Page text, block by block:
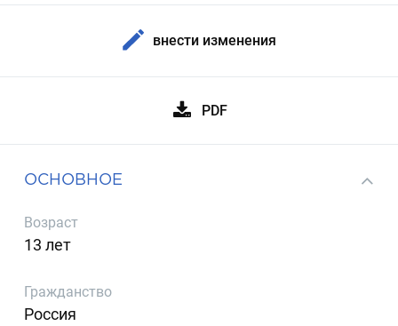
внести изменения
PDF
ОСНОВНОЕ
Возраст
13 лет
Гражданство
Россия